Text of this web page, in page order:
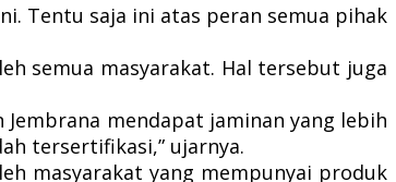
Tentu saja ini atas peran semua pihak
semua masyarakat. Hal tersebut juga
mendapat jaminan yang lebih
tersertifikasi,” ujarnya.
masyarakat yang mempunyai produk